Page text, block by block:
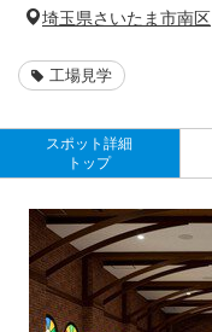
埼玉県さいたま市南区
工場見学
スポット詳細
トップ